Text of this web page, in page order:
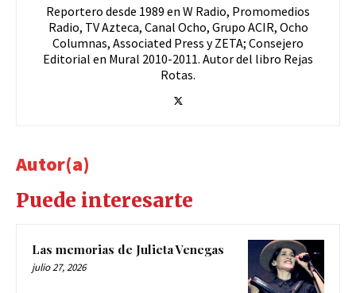
Reportero desde 1989 en W Radio, Promomedios
Radio, TV Azteca, Canal Ocho, Grupo ACIR, Ocho
Columnas, Associated Press y ZETA; Consejero
Editorial en Mural 2010-2011. Autor del libro Rejas
Rotas.
Autor(a)
Puede interesarte
Las memorias de Julieta Venegas
julio 27, 2026